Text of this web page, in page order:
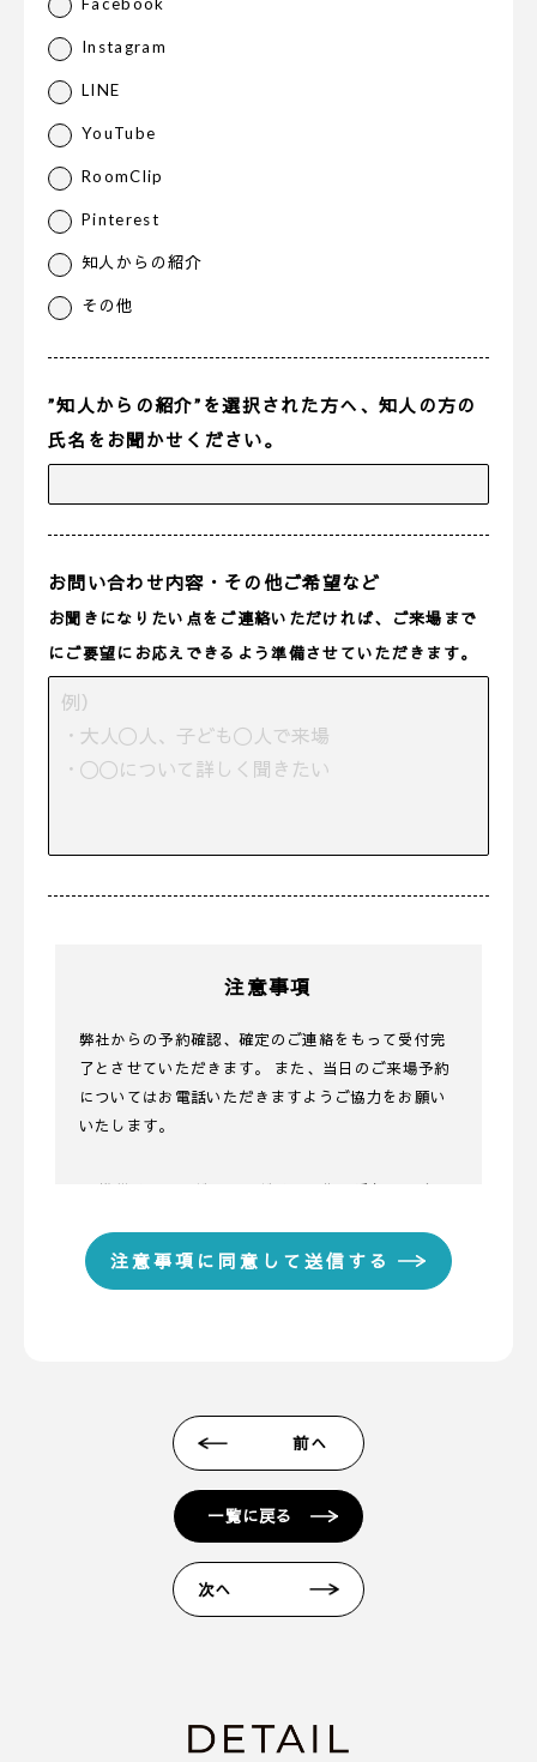
Instagram
LINE
YouTube
RoomClip
Pinterest
知人からの紹介
その他
”知人からの紹介”を選択された方へ、知人の方の
氏名をお聞かせください。
お問い合わせ内容・その他ご希望など
お聞きになりたい点をご連絡いただければ、ご来場まで
にご要望にお応えできるよう準備させていただきます。
注意事項
弊社からの予約確認、確定のご連絡をもって受付完
了とさせていただきます。 また、当日のご来場予約
についてはお電話いただきますようご協力をお願い
いたします。
■ 携帯メールアドレスのドメイン指定受信に関する
携帯メールのドメイン指定受信や、指定拒否をして
いる場合、当サイトからの予約完了通知などを受信
います。 ＊各キャリア、ご利用機種ごとの詳しい設
定方法等は各キャリアへお問い合わせください。
■ 来場予約からプレゼントまでの流れ
1. 当フォームからご予約いただきます。
2. 当日ご来場いただきます。
3. 弊社のアンケートにご記入いただきます。その際
■ その他、プレゼントに関する注意事項
前へ
一覧に戻る
次へ